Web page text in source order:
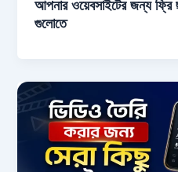
আপনার ওয়েবসাইটের জন্য ফ্রি
গুলোতে